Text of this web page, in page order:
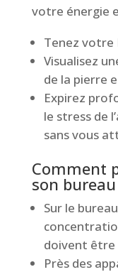
votre énergie
Tenez votre
Visualisez
de la pierre
Expirez
le stress de
sans vous
Comment
son bureau
Sur le
doivent être
Près des